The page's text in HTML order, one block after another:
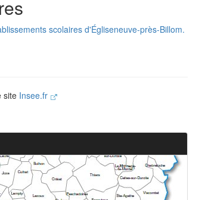
scolaires d'Égliseneuve-près-Billom.
site Insee.fr